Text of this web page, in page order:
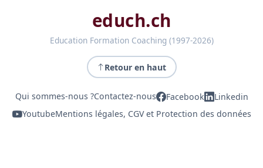
educh.ch
Education Formation Coaching (1997-2026)
Retour en haut
Qui sommes-nous ?Contactez-nous Facebook
Linkedin
YoutubeMentions légales, CGV et Protection des données